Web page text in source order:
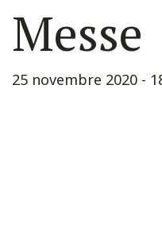
Messe
25 novembre 2020 -